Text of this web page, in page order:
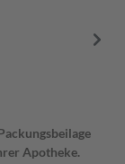
Apotheke.